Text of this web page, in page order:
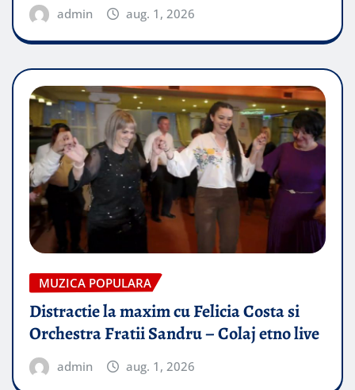
admin aug. 1, 2026
MUZICA POPULARA
Distractie la maxim cu Felicia Costa si
Orchestra Fratii Sandru – Colaj etno live
admin aug. 1, 2026